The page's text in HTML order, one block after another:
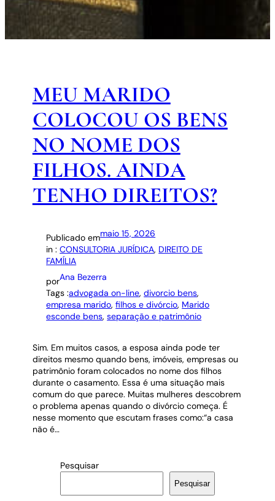
MEU MARIDO
COLOCOU OS BENS
NO NOME DOS
FILHOS. AINDA
TENHO DIREITOS?
Publicado emmaio 15, 2026
in :CONSULTORIA JURÍDICA, DIREITO DE
FAMÍLIA
porAna Bezerra
Tags :advogada on-line, divorcio bens
empresa marido, filhos e divórcio, Marido
esconde bens, separação e patrimônio
Sim. Em muitos casos, a esposa ainda pode ter
direitos mesmo quando bens, imóveis, empresas ou
patrimônio foram colocados no nome dos filhos
durante o casamento. Essa é uma situação mais
comum do que parece. Muitas mulheres descobrem
o problema apenas quando o divórcio começa. É
nesse momento que escutam frases como:“a casa
não é…
Pesquisar
Pesquisar